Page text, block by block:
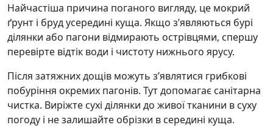
Найчастіша причина поганого вигляду, це мокрий
ґрунт і бруд усередині куща. Якщо з’являються бурі
ділянки або пагони відмирають острівцями, спершу
перевірте відтік води і чистоту нижнього ярусу.
Після затяжних дощів можуть з’являтися грибкові
побуріння окремих пагонів. Тут допомагає санітарна
чистка. Виріжте сухі ділянки до живої тканини в суху
погоду і не залишайте обрізки в середині куща.